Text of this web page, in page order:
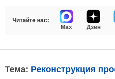
Читайте нас:
Max
Дзен
Тема: Реконструкция